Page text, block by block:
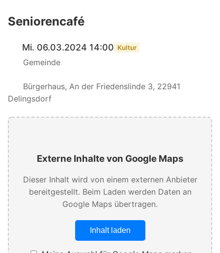
Seniorencafé
Mi. 06.03.2024 14:00 Kultur
Gemeinde
Bürgerhaus, An der Friedenslinde 3, 22941
Delingsdorf
Externe Inhalte von Google Maps
Dieser Inhalt wird von einem externen Anbieter
bereitgestellt. Beim Laden werden Daten an
Google Maps übertragen.
Inhalt laden